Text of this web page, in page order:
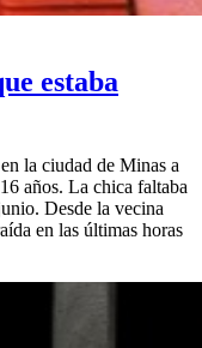
estaba
la ciudad de Minas a
años. La chica faltaba
Desde la vecina
en las últimas horas